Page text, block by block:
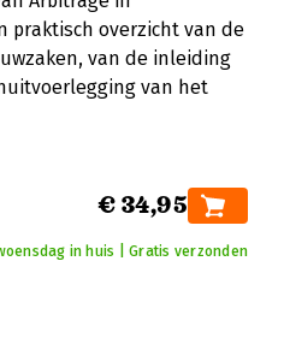
praktisch overzicht van de
van de inleiding
van het
€ 34,95
in huis | Gratis verzonden